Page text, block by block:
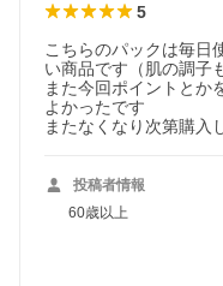
5
こちらのパックは毎日
い商品です（肌の調子
また今回ポイントとか
よかったです
またなくなり次第購入
投稿者情報
60歳以上